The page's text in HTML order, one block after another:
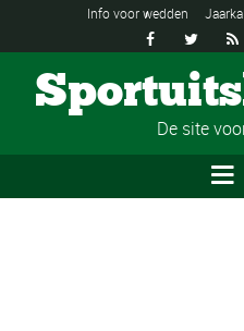
Info voor wedden
  
De site